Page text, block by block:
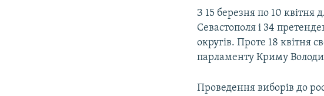
З 15 березня по 10 квітня
Севастополя і 34
округів. Проте 18 квітня
парламенту Криму
Проведення виборів до